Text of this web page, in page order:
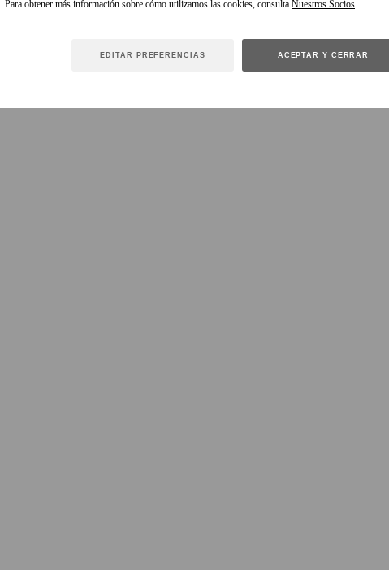
. Para obtener más información sobre cómo utilizamos las cookies, consulta
EDITAR PREFERENCIAS ACEPTAR Y CERRAR